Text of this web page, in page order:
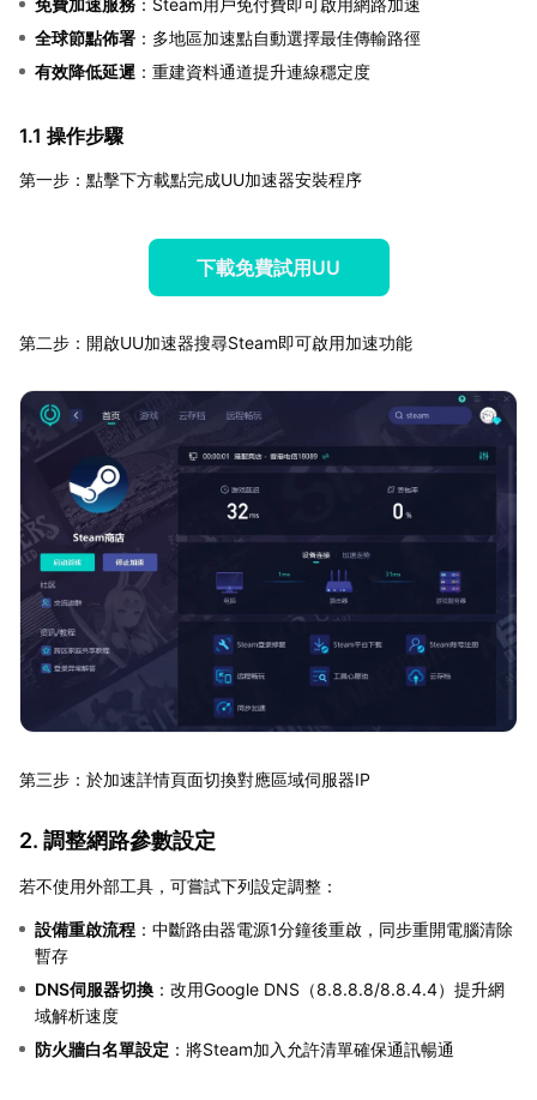
全球節點佈署 ：多地區加速點自動選擇最佳傳輸路徑
有效降低延遲 ：重建資料通道提升連線穩定度
1.1 操作步驟
第一步：點擊下方載點完成UU加速器安裝程序
下載免費試用UU
第二步：開啟UU加速器搜尋Steam即可啟用加速功能
第三步：於加速詳情頁面切換對應區域伺服器IP
2. 調整網路參數設定
若不使用外部工具，可嘗試下列設定調整：
設備重啟流程 ：中斷路由器電源1分鐘後重啟，同步重開電腦清除
暫存
DNS伺服器切換 ：改用Google DNS（8.8.8.8/8.8.4.4）提升網
域解析速度
防火牆白名單設定 ：將Steam加入允許清單確保通訊暢通